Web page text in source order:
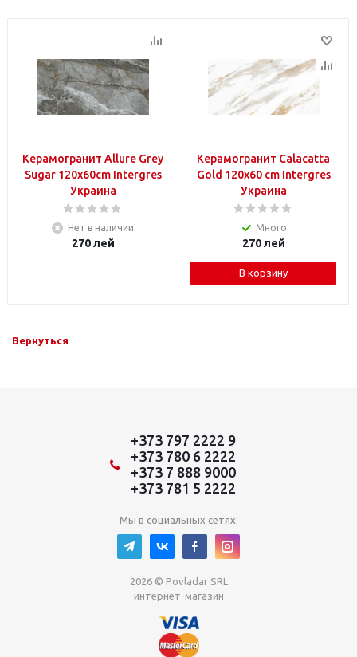
Керамогранит Allure Grey
Sugar 120x60cm Intergres
Украина
Нет в наличии
270лей
Керамогранит Calacatta
Gold 120x60 cm Intergres
Украина
Много
270лей
В корзину
Вернуться
+373 797 2222 9
+373 780 6 2222
+373 7 888 9000
+373 781 5 2222
Мы в социальных сетях:
2026 © Povladar SRL
интернет-магазин